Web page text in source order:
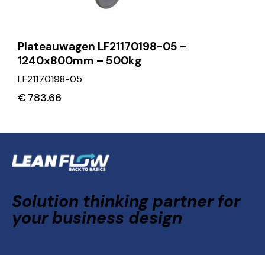
Plateauwagen LF21170198-05 –
1240x800mm – 500kg
LF21170198-05
€783.66
Solution thinking partner for
your business design